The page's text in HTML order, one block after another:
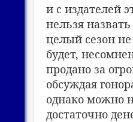
и с издателей
нельзя
целый сезон
будет,
продано за
обсуждая
однако можно
достаточно